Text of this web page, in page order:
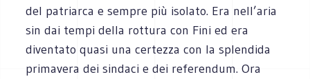
del patriarca e sempre più isolato. Era nell’aria
sin dai tempi della rottura con Fini ed era
diventato quasi una certezza con la splendida
primavera dei sindaci e dei referendum. Ora